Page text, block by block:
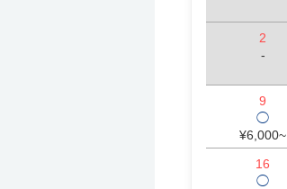
2
-
9
◯
¥6,000~
16
◯